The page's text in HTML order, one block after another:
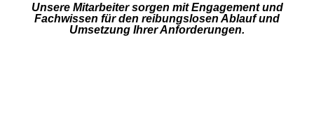
Unsere Mitarbeiter sorgen mit Engagement und
Fachwissen für den reibungslosen Ablauf und
Umsetzung Ihrer Anforderungen.